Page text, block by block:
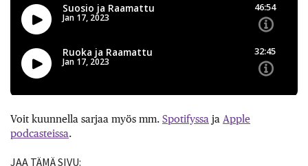
Voit kuunnella sarjaa myös mm. Spotifyssa ja Apple
podcasteissa.
JAA TÄMÄ SIVU: